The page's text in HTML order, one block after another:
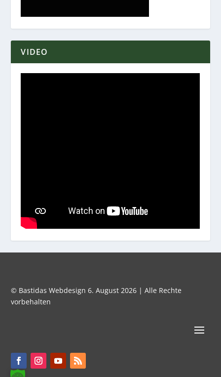
VIDEO
© Bastidas Webdesign 6. August 2026 | Alle Rechte
vorbehalten